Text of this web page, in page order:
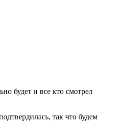
будет и все кто смотрел
так что будем